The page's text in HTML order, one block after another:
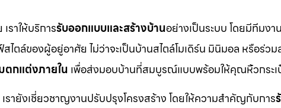
ราให้บริการรับออกแบบและสร้างบ้านอย่างเป็นระบบ โดยมีทีมง
ตล์ของผู้อยู่อาศัย ไม่ว่าจะเป็นบ้านสไตล์โมเดิร์น มินิมอล หรือร่วม
ตกแต่งภายใน เพื่อส่งมอบบ้านที่สมบูรณ์แบบพร้อมให้คุณหิ้วกระเ
รายังเชี่ยวชาญงานปรับปรุงโครงสร้าง โดยให้ความสำคัญกับการ